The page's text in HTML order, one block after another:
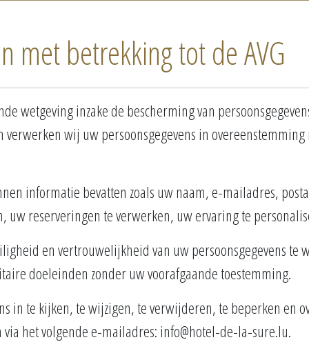
met betrekking tot de AVG
wetgeving inzake de bescherming van
wij uw persoonsgegevens in
informatie bevatten zoals uw naam, e-mailadres,
uw reserveringen te verwerken, uw ervaring te
en vertrouwelijkheid van uw persoonsgegevens te
doeleinden zonder uw voorafgaande toestemming.
in te kijken, te wijzigen, te verwijderen, te beperken en
het volgende e-mailadres: info@hotel-de-la-sure.lu.